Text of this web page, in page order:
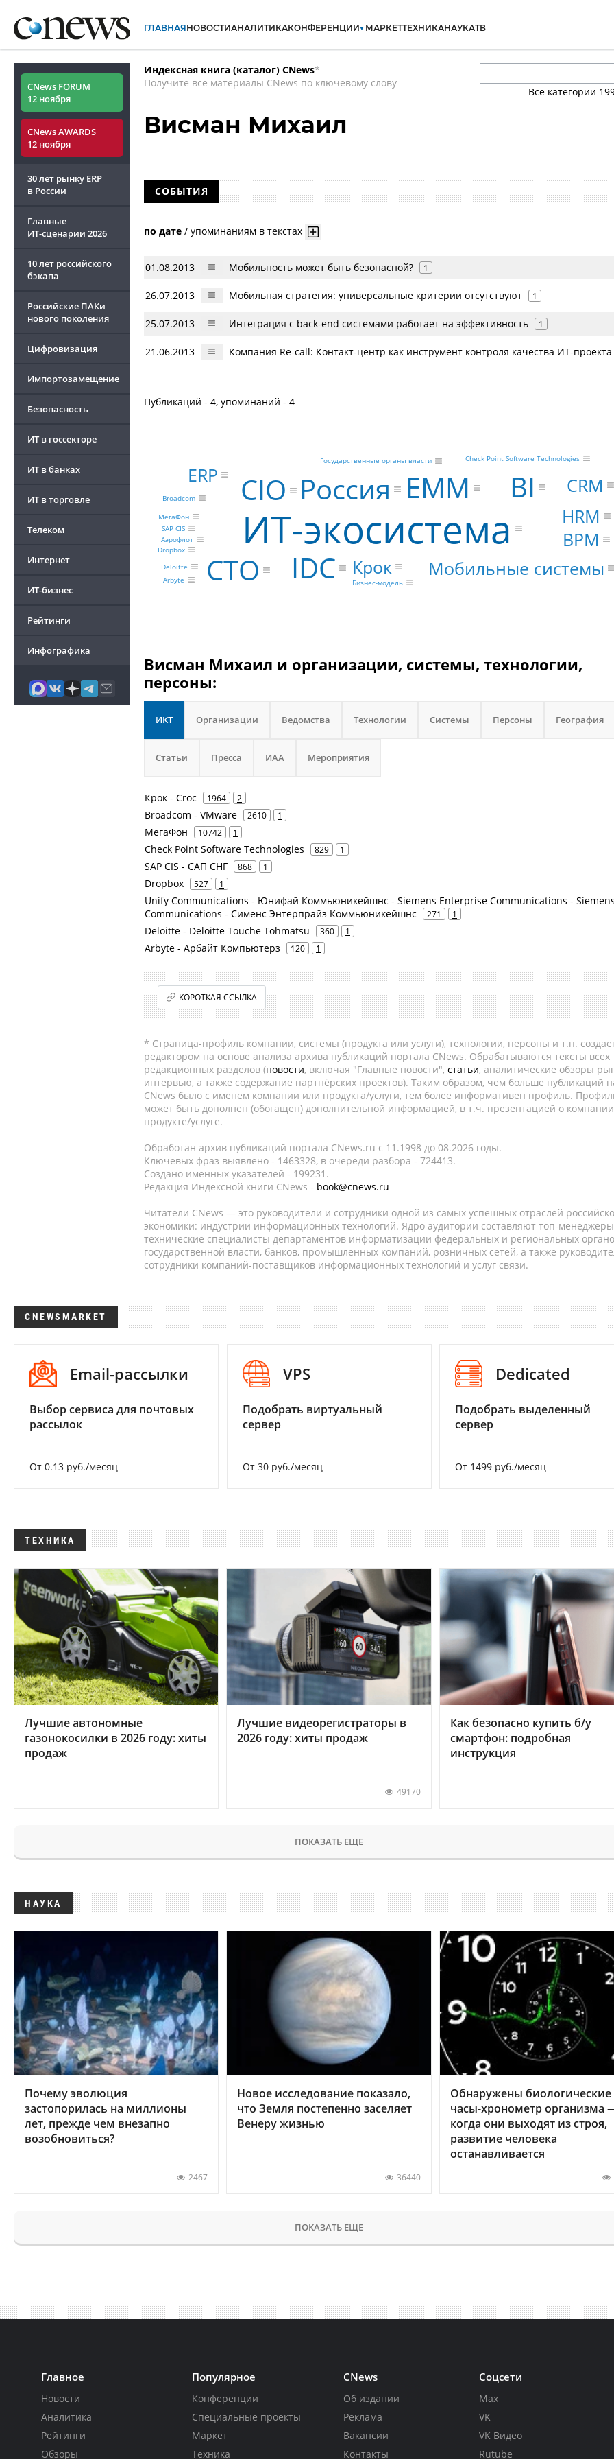
ГЛАВНАЯНОВОСТИАНАЛИТИКАКОНФЕРЕНЦИИ МАРКЕТТЕХНИКАНАУКАТВ
CNews FORUM
12 ноября
CNews AWARDS
12 ноября
30 лет рынку ERP
в России
Главные
ИТ-сценарии 2026
10 лет российского
бэкапа
Российские ПАКи
нового поколения
Цифровизация
Импортозамещение
Безопасность
ИТ в госсекторе
ИТ в банках
ИТ в торговле
Телеком
Интернет
ИТ-бизнес
Рейтинги
Инфографика
Индексная книга (каталог) CNews*
Получите все материалы CNews по ключевому слову
Все категории
Висман Михаил
СОБЫТИЯ
по дате / упоминаниям в текстах
01.08.2013 Мобильность может быть безопасной? 1
26.07.2013 Мобильная стратегия: универсальные критерии отсутствуют 1
25.07.2013 Интеграция с back-end системами работает на эффективность 1
21.06.2013 Компания Re-call: Контакт-центр как инструмент контроля качества ИТ-проекта
Публикаций - 4, упоминаний - 4
ИТ-экосистема
BI
EMM
Россия
CTO
CIO
IDC Крок Мобильные системы
BPM
HRM
CRM
ERP
Broadcom
МегаФон
Check Point Software Technologies
SAP CIS
Dropbox
Deloitte
Arbyte
Аэрофлот
Государственные органы власти
Бизнес-модель
Висман Михаил и организации, системы, технологии,
персоны:
ИКТ Организации Ведомства Технологии Системы Персоны География
Статьи Пресса ИАА Мероприятия
Крок - Croc 1964 2
Broadcom - VMware 2610 1
МегаФон 10742 1
Check Point Software Technologies 829 1
SAP CIS - САП СНГ 868 1
Dropbox 527 1
Unify Communications - Юнифай Коммьюникейшнс - Siemens Enterprise Communications -
Communications - Сименс Энтерпрайз Коммьюникейшнс
271 1
Deloitte - Deloitte Touche Tohmatsu 360 1
Arbyte - Арбайт Компьютерз 120 1
КОРОТКАЯ ССЫЛКА
* Страница-профиль компании, системы (продукта или услуги), технологии, персоны и т.п.
редактором на основе анализа архива публикаций портала CNews. Обрабатываются тексты всех
редакционных разделов (новости, включая "Главные новости", статьи, аналитические обзоры
интервью, а также содержание партнёрских проектов). Таким образом, чем больше публикаций
CNews было с именем компании или продукта/услуги, тем более информативен профиль.
может быть дополнен (обогащен) дополнительной информацией, в т.ч. презентацией о
продукте/услуге.
Обработан архив публикаций портала CNews.ru c 11.1998 до 08.2026 годы.
Ключевых фраз выявлено - 1463328, в очереди разбора - 724413.
Создано именных указателей - 199231.
Редакция Индексной книги CNews - book@cnews.ru
Читатели CNews — это руководители и сотрудники одной из самых успешных отраслей
экономики: индустрии информационных технологий. Ядро аудитории составляют топ-
технические специалисты департаментов информатизации федеральных и региональных
государственной власти, банков, промышленных компаний, розничных сетей, а также
сотрудники компаний-поставщиков информационных технологий и услуг связи.
CNEWSMARKET
Email-рассылки
Выбор сервиса для почтовых
рассылок
От 0.13 руб./месяц
VPS
Подобрать виртуальный
сервер
От 30 руб./месяц
Dedicated
Подобрать выделенный
сервер
От 1499 руб./месяц
ТЕХНИКА
Лучшие автономные
газонокосилки в 2026 году: хиты
продаж
Лучшие видеорегистраторы в
2026 году: хиты продаж
49170
Как безопасно купить б/у
смартфон: подробная
инструкция
ПОКАЗАТЬ ЕЩЕ
НАУКА
Почему эволюция
застопорилась на миллионы
лет, прежде чем внезапно
возобновиться?
2467
Новое исследование показало,
что Земля постепенно заселяет
Венеру жизнью
36440
Обнаружены биологические
часы-хронометр организма
когда они выходят из строя,
развитие человека
останавливается
ПОКАЗАТЬ ЕЩЕ
Главное
Новости
Аналитика
Рейтинги
Обзоры
Популярное
Конференции
Специальные проекты
Маркет
Техника
CNews
Об издании
Реклама
Вакансии
Контакты
Соцсети
Max
VK
VK Видео
Rutube